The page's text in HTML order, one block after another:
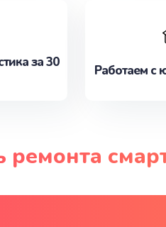
за 30
Работаем с
ремонта